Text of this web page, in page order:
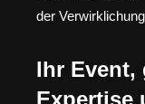
der
Ihr Event,
Expertise